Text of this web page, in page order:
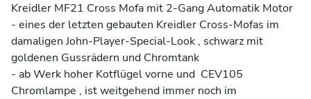
Kreidler MF21 Cross Mofa mit 2-Gang Automatik Motor
- eines der letzten gebauten Kreidler Cross-Mofas im
damaligen John-Player-Special-Look , schwarz mit
goldenen Gussrädern und Chromtank
- ab Werk hoher Kotflügel vorne und  CEV105
Chromlampe , ist weitgehend immer noch im